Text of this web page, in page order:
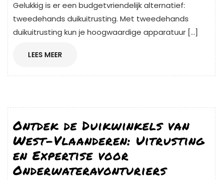
Gelukkig is er een budgetvriendelijk alternatief:
tweedehands duikuitrusting. Met tweedehands
duikuitrusting kun je hoogwaardige apparatuur […]
LEES MEER
Ontdek de Duikwinkels van
West-Vlaanderen: Uitrusting
en Expertise voor
Onderwateravonturiers